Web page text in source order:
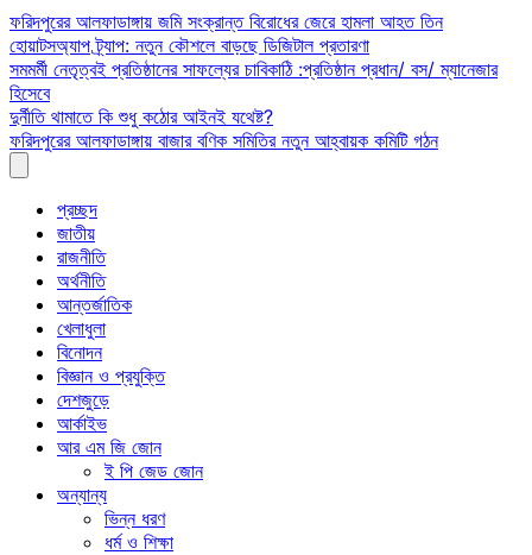
Skip
to
content
ফরিদপুরের আলফাডাঙ্গায় জমি সংক্রান্ত বিরোধের জেরে হামলা আহত তিন
হোয়াটসঅ্যাপ ট্র্যাপ: নতুন কৌশলে বাড়ছে ডিজিটাল প্রতারণা
সমমর্মী নেতৃত্বই প্রতিষ্ঠানের সাফল্যের চাবিকাঠি :প্রতিষ্ঠান প্রধান/ বস/ ম্যানেজার
হিসেবে
দুর্নীতি থামাতে কি শুধু কঠোর আইনই যথেষ্ট?
ফরিদপুরের আলফাডাঙ্গায় বাজার বণিক সমিতির নতুন আহ্বায়ক কমিটি গঠন
প্রচ্ছদ
জাতীয়
রাজনীতি
অর্থনীতি
আন্তর্জাতিক
খেলাধুলা
বিনোদন
বিজ্ঞান ও প্রযুক্তি
দেশজুড়ে
আর্কাইভ
আর এম জি জোন
ই পি জেড জোন
অন্যান্য
ভিন্ন ধরণ
ধর্ম ও শিক্ষা